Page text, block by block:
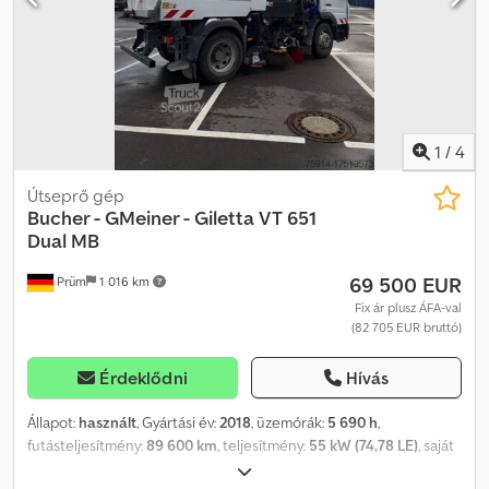
Bluetooth-szal (telefon kihangosító) - Holttér tükör - Fűthető
tolatótükrök bal/jobb oldalon - További 99 dB (A) TÜV-jelölés -
Tolatókamera rendszer integrált 7,0" színes monitorral -
Lehajtható, sárga LED-es villogó (alap helyett) - Magas
munkafényszórók Tárolási hely: 54595 Prüm
1 / 4
Prüm 1 016 km
Útseprő gép
Bucher - GMeiner - GilettaVT 651
Dual MB
69 500 EUR
Fix ár plusz ÁFA-val
(82 705 EUR bruttó)
Érdeklődni Hívás
Állapot: használt, Gyártási év: 2018, üzemórák: 5 690 h,
futásteljesítmény:89 600 km , teljesítmény: 55 kW (74,78 LE) , saját
, Üzemórák: 5690, első forgalomba helyezés: